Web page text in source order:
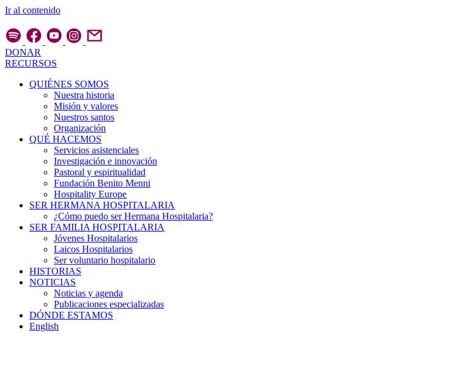
Ir al contenido
DONAR
RECURSOS
QUIÉNES SOMOS
Nuestra historia
Misión y valores
Nuestros santos
Organización
QUÉ HACEMOS
Servicios asistenciales
Investigación e innovación
Pastoral y espiritualidad
Fundación Benito Menni
Hospitality Europe
SER HERMANA HOSPITALARIA
¿Cómo puedo ser Hermana Hospitalaria?
SER FAMILIA HOSPITALARIA
Jóvenes Hospitalarios
Laicos Hospitalarios
Ser voluntario hospitalario
HISTORIAS
NOTICIAS
Noticias y agenda
Publicaciones especializadas
DÓNDE ESTAMOS
English